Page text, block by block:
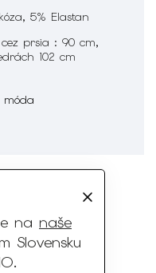
na naše
Slovensku
.
5% Elastan
prsia : 90 cm,
102 cm
móda